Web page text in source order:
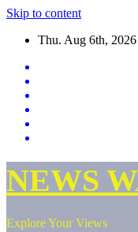
Skip to content
Thu. Aug 6th, 2026
NEWS
Explore Your Views